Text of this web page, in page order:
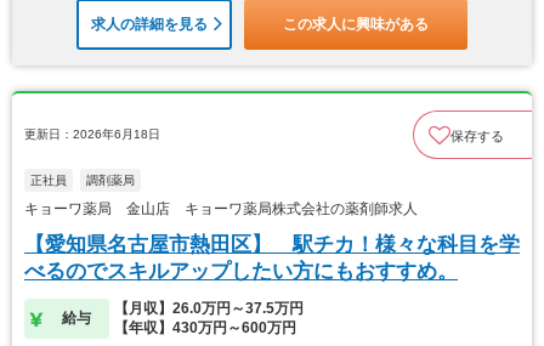
求人の詳細を見る この求人に興味がある
更新日：2026年6月18日 保存する
正社員 調剤薬局
キョーワ薬局 金山店 キョーワ薬局株式会社の薬剤師求人
【愛知県名古屋市熱田区】 駅チカ！様々な科目を学
べるのでスキルアップしたい方にもおすすめ。
給与
【月収】26.0万円～37.5万円
【年収】430万円～600万円